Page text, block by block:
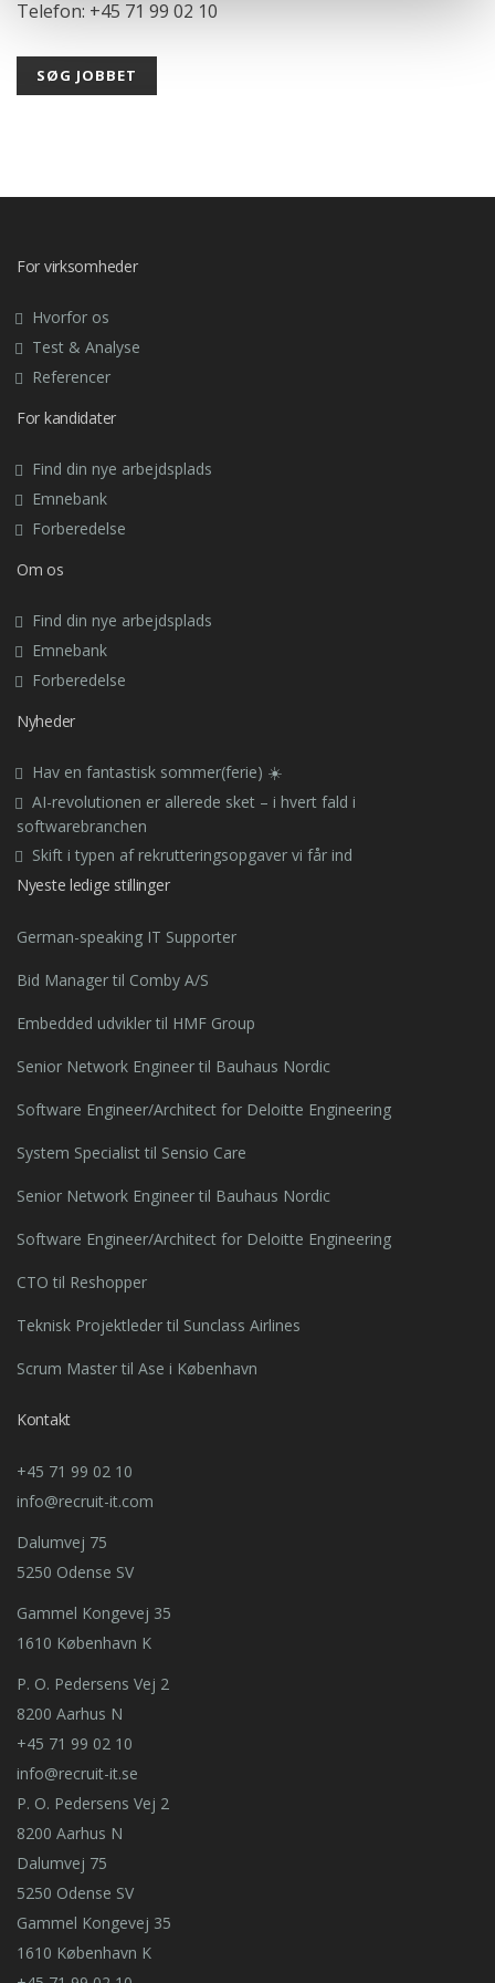
Telefon: +45 71 99 02 10
SØG JOBBET
For virksomheder
Hvorfor os
Test & Analyse
Referencer
For kandidater
Find din nye arbejdsplads
Emnebank
Forberedelse
Om os
Find din nye arbejdsplads
Emnebank
Forberedelse
Nyheder
Hav en fantastisk sommer(ferie) ☀️
AI-revolutionen er allerede sket – i hvert fald i
softwarebranchen
Skift i typen af rekrutteringsopgaver vi får ind
Nyeste ledige stillinger
German-speaking IT Supporter
Bid Manager til Comby A/S
Embedded udvikler til HMF Group
Senior Network Engineer til Bauhaus Nordic
Software Engineer/Architect for Deloitte Engineering
System Specialist til Sensio Care
Senior Network Engineer til Bauhaus Nordic
Software Engineer/Architect for Deloitte Engineering
CTO til Reshopper
Teknisk Projektleder til Sunclass Airlines
Scrum Master til Ase i København
Kontakt
+45 71 99 02 10
info@recruit-it.com
Dalumvej 75
5250 Odense SV
Gammel Kongevej 35
1610 København K
P. O. Pedersens Vej 2
8200 Aarhus N
+45 71 99 02 10
info@recruit-it.se
P. O. Pedersens Vej 2
8200 Aarhus N
Dalumvej 75
5250 Odense SV
Gammel Kongevej 35
1610 København K